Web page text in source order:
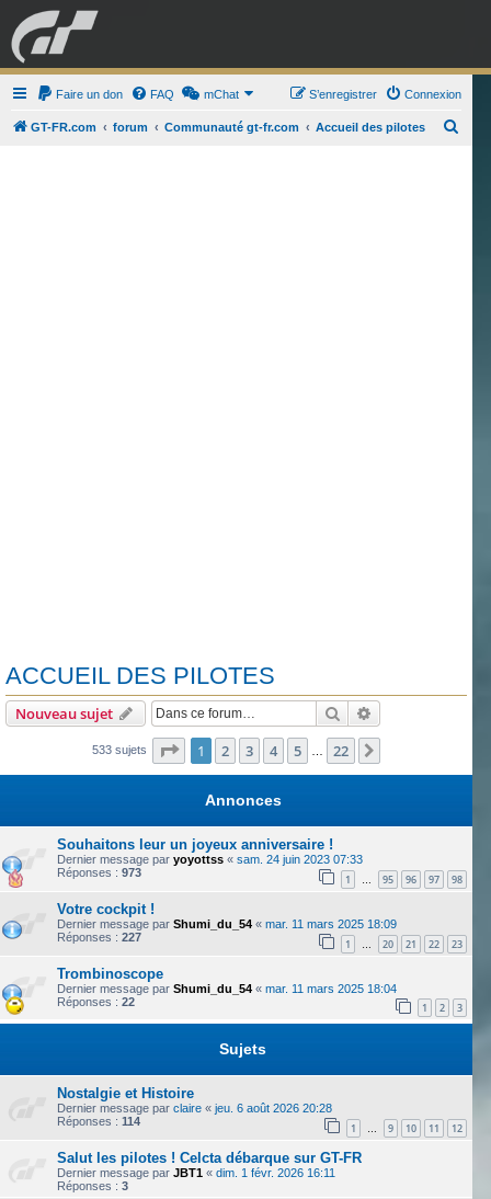
GRAN TURISMO FORUM
Faire un don FAQ mChat Connexion
S’enregistrer
GT-FR.com forum Communauté gt-fr.com Accueil des pilotes
ACCUEIL DES PILOTES
Nouveau sujet Rechercher
533 sujets Page 1sur22
1 2 3 4 5 22
Annonces
Souhaitons leur un joyeux anniversaire !
Dernier message par yoyottss « sam. 24 juin 2023 07:33
Réponses : 973 1 … 95 96 97 98
Votre cockpit !
Dernier message par Shumi_du_54 « mar. 11 mars 2025 18:09
Réponses : 227 1 … 20 21 22 23
Trombinoscope
Dernier message par Shumi_du_54 « mar. 11 mars 2025 18:04
Réponses : 22 1 2 3
Sujets
Nostalgie et Histoire
Dernier message par claire « jeu. 6 août 2026 20:28
Réponses : 114 1 … 9 10 11 12
Salut les pilotes ! Celcta débarque sur GT-FR
Dernier message par JBT1 « dim. 1 févr. 2026 16:11
Réponses : 3